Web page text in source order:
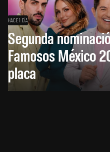
HACE 1 DÍA
Segunda
Famosos México
placa